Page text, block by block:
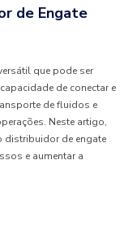
de Engate
que pode ser
de conectar e
de fluidos e
Neste artigo,
distribuidor de engate
e aumentar a